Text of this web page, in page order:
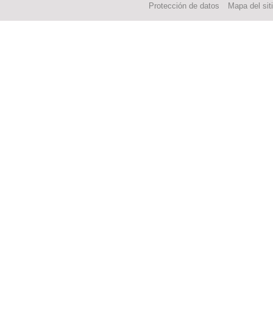
Protección de datos Mapa del